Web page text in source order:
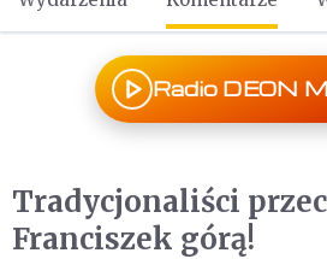
Radio DEON
Tradycjonaliści
Franciszek górą!